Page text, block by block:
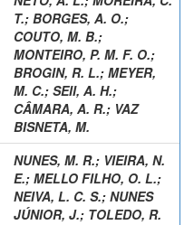
T.; BORGES, A. O.;
COUTO, M. B.;
MONTEIRO, P. M. F. O.;
BROGIN, R. L.; MEYER,
M. C.; SEII, A. H.;
CÂMARA, A. R.; VAZ
BISNETA, M.
NUNES, M. R.; VIEIRA, N.
E.; MELLO FILHO, O. L.;
NEIVA, L. C. S.; NUNES
JÚNIOR, J.; TOLEDO, R.